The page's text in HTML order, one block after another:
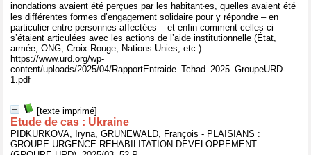
inondations avaient été perçues par les habitant‧es, quelles avaient été
les différentes formes d’engagement solidaire pour y répondre – en
particulier entre personnes affectées – et enfin comment celles-ci
s’étaient articulées avec les actions de l’aide institutionnelle (État,
armée, ONG, Croix-Rouge, Nations Unies, etc.).
https://www.urd.org/wp-
content/uploads/2025/04/RapportEntraide_Tchad_2025_GroupeURD-
1.pdf
[texte imprimé]
Etude de cas : Ukraine
PIDKURKOVA, Iryna, GRUNEWALD, François - PLAISIANS :
GROUPE URGENCE REHABILITATION DEVELOPPEMENT